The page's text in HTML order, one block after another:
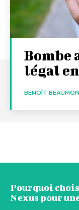
Bombe
légal
BENOÎT
Pourquoi
Nexus pour